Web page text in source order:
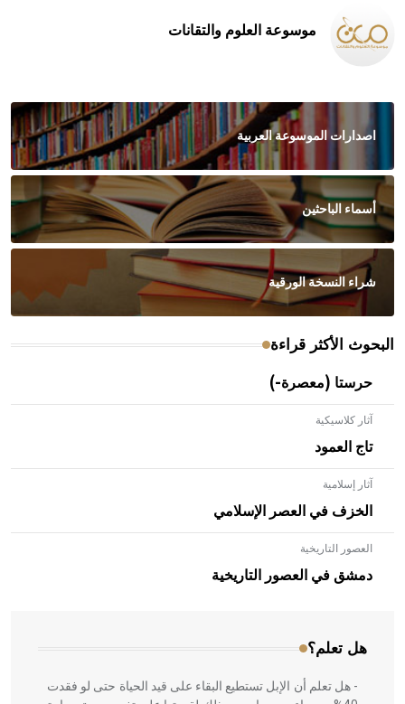
موسوعة العلوم والتقانات
اصدارات الموسوعة العربية
أسماء الباحثين
شراء النسخة الورقية
البحوث الأكثر قراءة
حرستا (معصرة-)
آثار كلاسيكية
تاج العمود
آثار إسلامية
الخزف في العصر الإسلامي
العصور التاريخية
دمشق في العصور التاريخية
هل تعلم؟
- هل تعلم أن الأبلق نوع من الفنون الهندسية التي ارتبطت
بالعمارة الإسلامية في بلاد الشام ومصر خاصة، حيث يحرص
المعمار على بناء مداميكه وخاصة في الواجهات
- هل تعلم أن الإبل تستطيع البقاء على قيد الحياة حتى لو فقدت